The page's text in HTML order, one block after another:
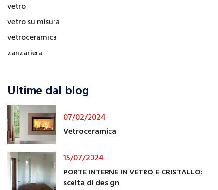
vetro
vetro su misura
vetroceramica
zanzariera
Ultime dal blog
07/02/2024
Vetroceramica
15/07/2024
PORTE INTERNE IN VETRO E CRISTALLO:
scelta di design